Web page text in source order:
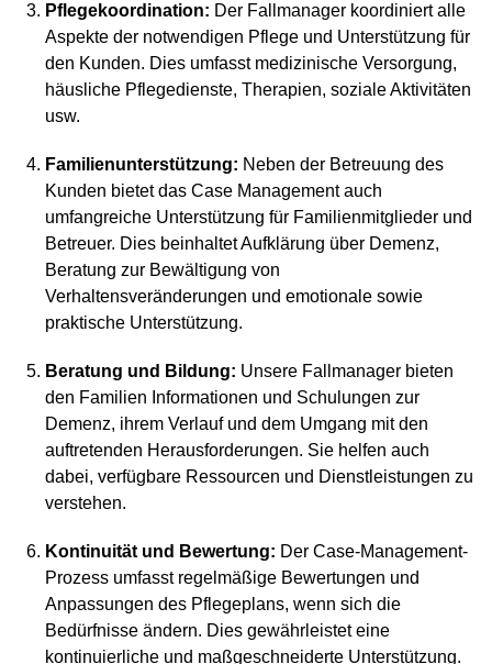
Pflegekoordination: Der Fallmanager koordiniert alle
Aspekte der notwendigen Pflege und Unterstützung für
den Kunden. Dies umfasst medizinische Versorgung,
häusliche Pflegedienste, Therapien, soziale Aktivitäten
usw.
Familienunterstützung: Neben der Betreuung des
Kunden bietet das Case Management auch
umfangreiche Unterstützung für Familienmitglieder und
Betreuer. Dies beinhaltet Aufklärung über Demenz,
Beratung zur Bewältigung von
Verhaltensveränderungen und emotionale sowie
praktische Unterstützung.
Beratung und Bildung: Unsere Fallmanager bieten
den Familien Informationen und Schulungen zur
Demenz, ihrem Verlauf und dem Umgang mit den
auftretenden Herausforderungen. Sie helfen auch
dabei, verfügbare Ressourcen und Dienstleistungen zu
verstehen.
Kontinuität und Bewertung: Der Case-Management-
Prozess umfasst regelmäßige Bewertungen und
Anpassungen des Pflegeplans, wenn sich die
Bedürfnisse ändern. Dies gewährleistet eine
kontinuierliche und maßgeschneiderte Unterstützung.